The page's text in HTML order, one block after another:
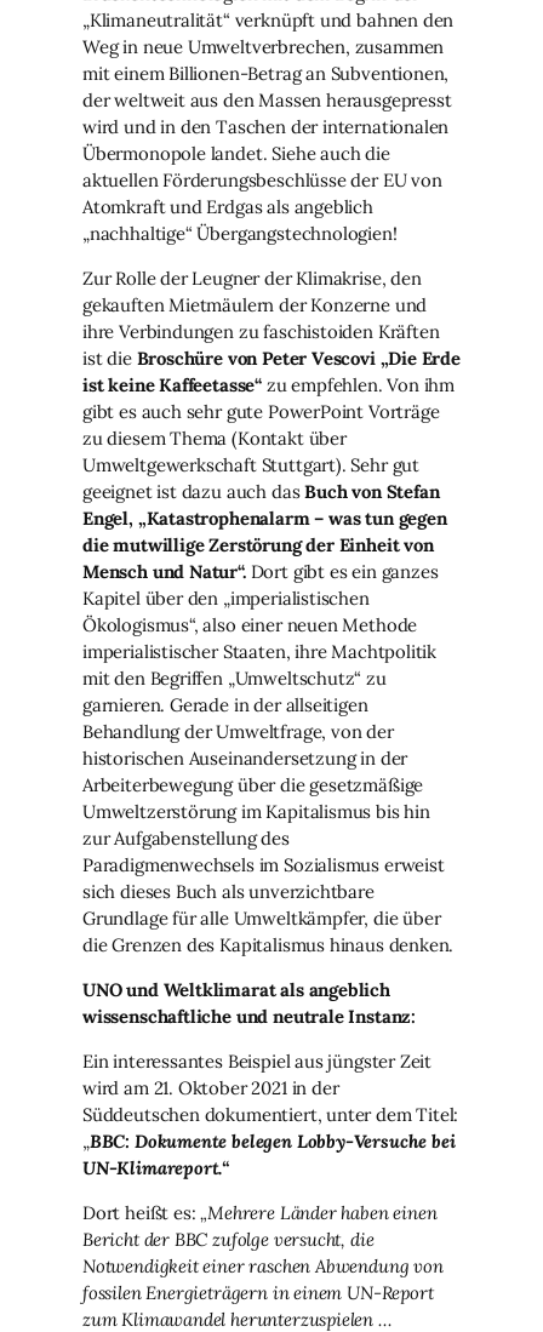
„Klimaneutralität“ verknüpft und bahnen den
Weg in neue Umweltverbrechen, zusammen
mit einem Billionen-Betrag an Subventionen,
der weltweit aus den Massen herausgepresst
wird und in den Taschen der internationalen
Übermonopole landet. Siehe auch die
aktuellen Förderungsbeschlüsse der EU von
Atomkraft und Erdgas als angeblich
„nachhaltige“ Übergangstechnologien!
Zur Rolle der Leugner der Klimakrise, den
gekauften Mietmäulern der Konzerne und
ihre Verbindungen zu faschistoiden Kräften
ist die Broschüre von Peter Vescovi „Die Erde
ist keine Kaffeetasse“ zu empfehlen. Von ihm
gibt es auch sehr gute PowerPoint Vorträge
zu diesem Thema (Kontakt über
Umweltgewerkschaft Stuttgart). Sehr gut
geeignet ist dazu auch dasBuch von Stefan
Engel, „Katastrophenalarm – was tun gegen
die mutwillige Zerstörung der Einheit von
Mensch und Natur“.Dort gibt es ein ganzes
Kapitel über den „imperialistischen
Ökologismus“, also einer neuen Methode
imperialistischer Staaten, ihre Machtpolitik
mit den Begriffen „Umweltschutz“ zu
garnieren. Gerade in der allseitigen
Behandlung der Umweltfrage, von der
historischen Auseinandersetzung in der
Arbeiterbewegung über die gesetzmäßige
Umweltzerstörung im Kapitalismus bis hin
zur Aufgabenstellung des
Paradigmenwechsels im Sozialismus erweist
sich dieses Buch als unverzichtbare
Grundlage für alle Umweltkämpfer, die über
die Grenzen des Kapitalismus hinaus denken.
UNO und Weltklimarat als angeblich
wissenschaftliche und neutrale Instanz:
Ein interessantes Beispiel aus jüngster Zeit
wird am 21. Oktober 2021 in der
Süddeutschen dokumentiert, unter dem Titel:
„BBC: Dokumente belegen Lobby-Versuche bei
UN-Klimareport.“
Dort heißt es:„Mehrere Länder haben einen
Bericht der BBC zufolge versucht, die
Notwendigkeit einer raschen Abwendung von
fossilen Energieträgern in einem UN-Report
zum Klimawandel herunterzuspielen …